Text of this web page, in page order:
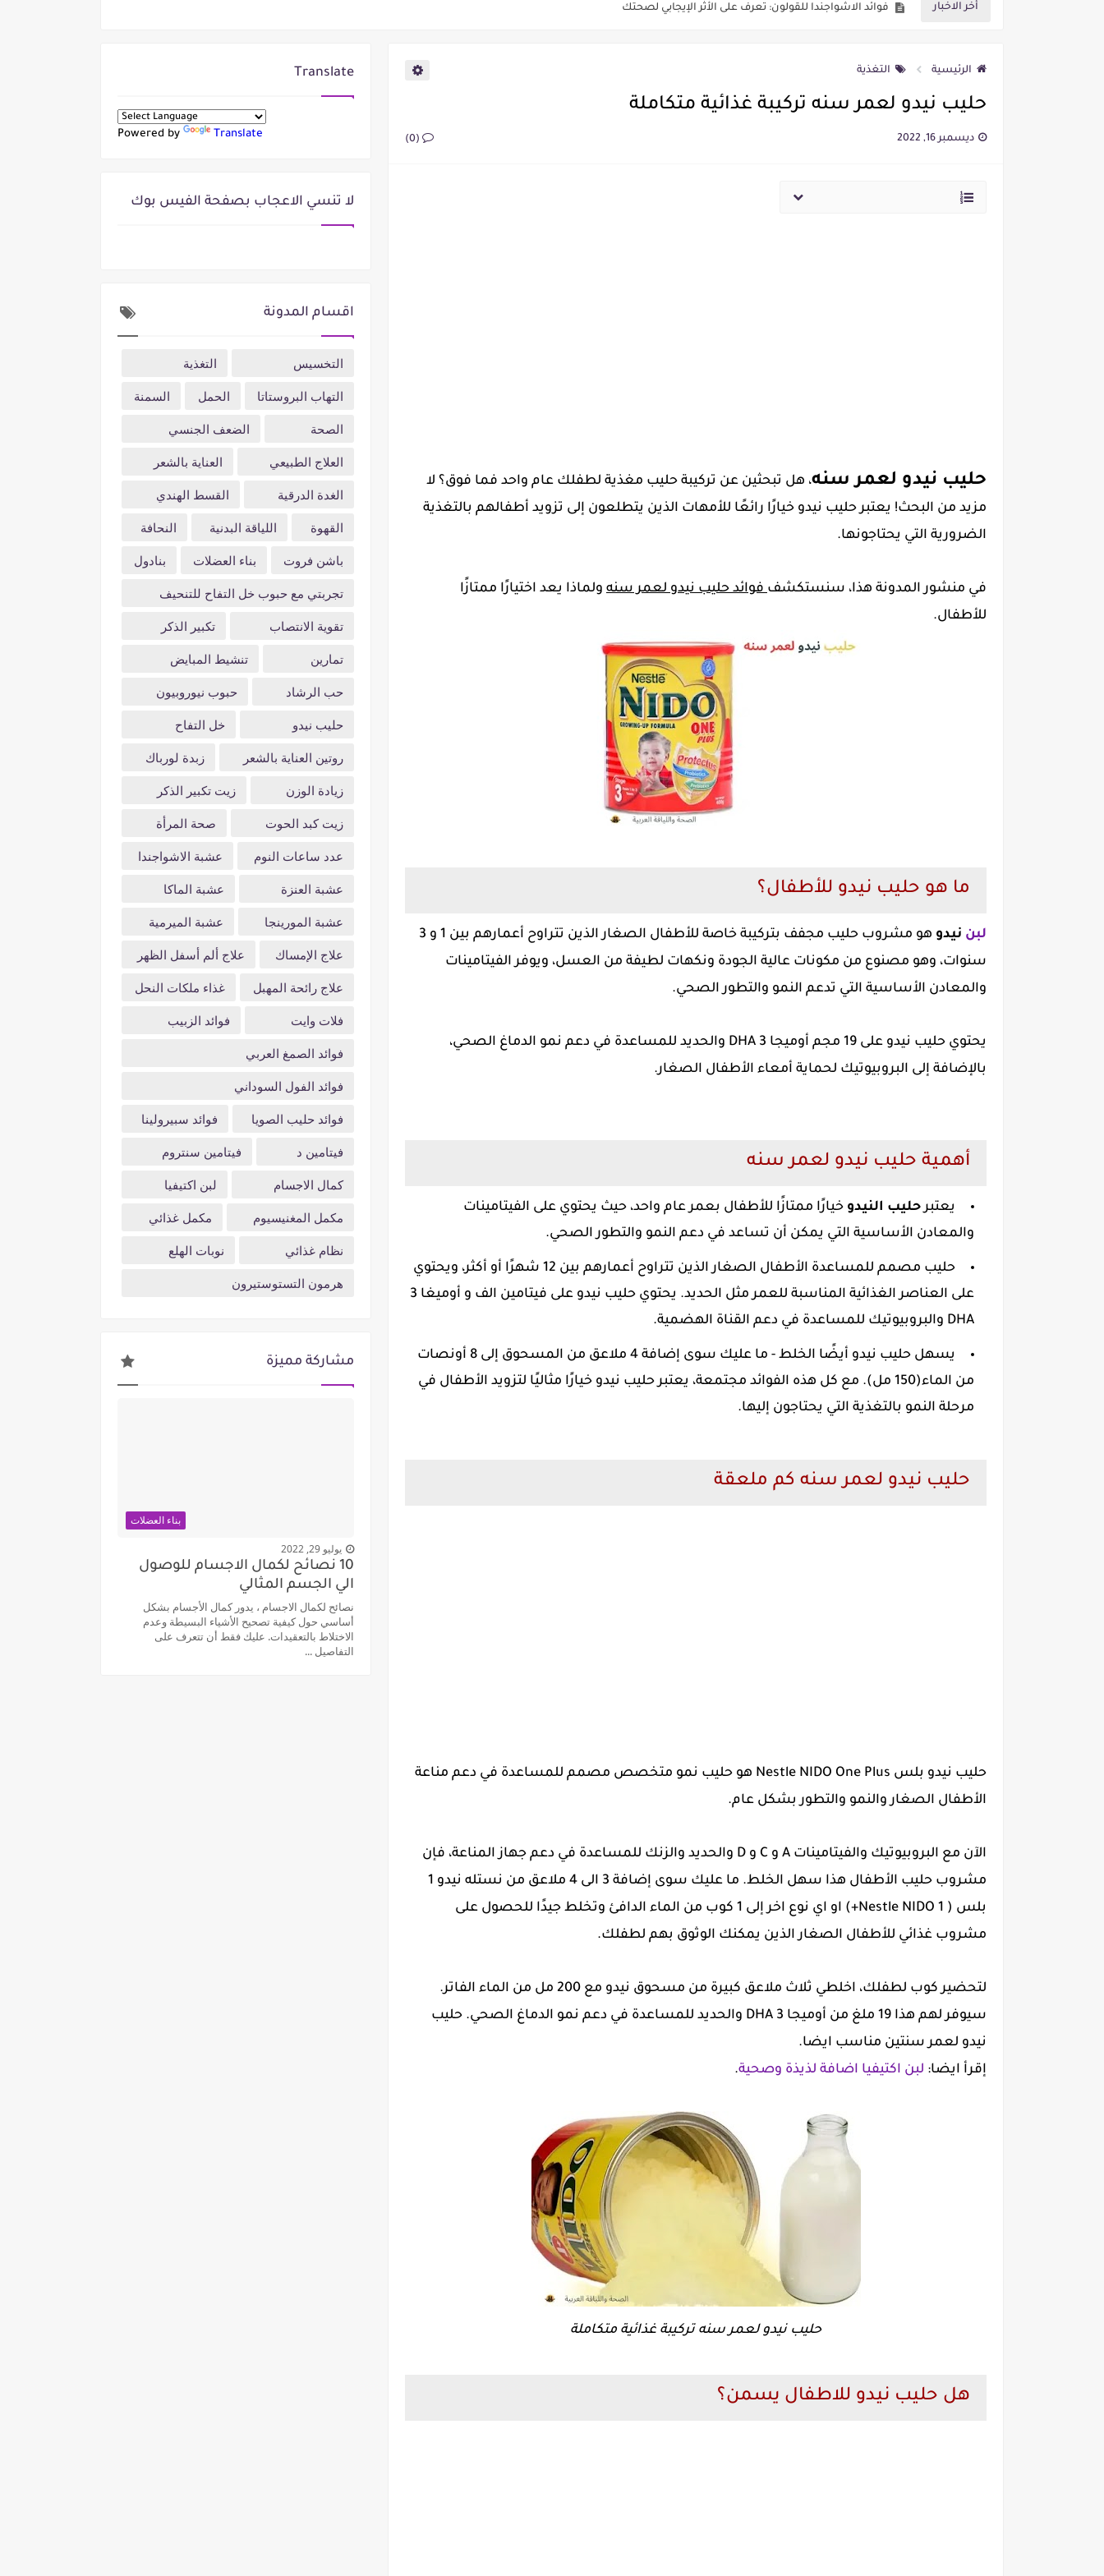
أخر الاخبار
تجربتي مع عشبة الاشواجندا للقلق: رحلة العلاج الطبيعي
هل الاشواجندا تقتل المشاعر؟ حقيقة أم خرافة!
الرئيسية التغذية
حليب نيدو لعمر سنه تركيبة غذائية متكاملة
ديسمبر 16, 2022 (0)
حليب نيدو لعمر سنه، هل تبحثين عن تركيبة حليب مغذية لطفلك عام واحد فما فوق؟ لا
مزيد من البحث! يعتبر حليب نيدو خيارًا رائعًا للأمهات الذين يتطلعون إلى تزويد أطفالهم بالتغذية
الضرورية التي يحتاجونها.
في منشور المدونة هذا، سنستكشففوائد حليب نيدو لعمر سنه ولماذا يعد اختيارًا ممتازًا
للأطفال.
ما هو حليب نيدو للأطفال؟
لبن نيدو
هو مشروب حليب مجفف بتركيبة خاصة للأطفال الصغار الذين تتراوح أعمارهم بين 1 و 3
سنوات، وهو مصنوع من مكونات عالية الجودة ونكهات لطيفة من العسل، ويوفر الفيتامينات
والمعادن الأساسية التي تدعم النمو والتطور الصحي.
يحتوي حليب نيدو على 19 مجم أوميجا 3 DHA والحديد للمساعدة في دعم نمو الدماغ الصحي،
بالإضافة إلى البروبيوتيك لحماية أمعاء الأطفال الصغار.
أهمية حليب نيدو لعمر سنه
يعتبرحليب النيدو خيارًا ممتازًا للأطفال بعمر عام واحد، حيث يحتوي على الفيتامينات
والمعادن الأساسية التي يمكن أن تساعد في دعم النمو والتطور الصحي.
حليب مصمم للمساعدة الأطفال الصغار الذين تتراوح أعمارهم بين 12 شهرًا أو أكثر، ويحتوي
على العناصر الغذائية المناسبة للعمر مثل الحديد. يحتوي حليب نيدو على فيتامين الف و أوميغا 3
DHA والبروبيوتيك للمساعدة في دعم القناة الهضمية.
يسهل حليب نيدو أيضًا الخلط - ما عليك سوى إضافة 4 ملاعق من المسحوق إلى 8 أونصات
من الماء(150 مل). مع كل هذه الفوائد مجتمعة، يعتبر حليب نيدو خيارًا مثاليًا لتزويد الأطفال في
مرحلة النمو بالتغذية التي يحتاجون إليها.
حليب نيدو لعمر سنه كم ملعقة
حليب نيدو بلس Nestle NIDO One Plus هو حليب نمو متخصص مصمم للمساعدة في دعم مناعة
الأطفال الصغار والنمو والتطور بشكل عام.
الآن مع البروبيوتيك والفيتامينات A و C و D والحديد والزنك للمساعدة في دعم جهاز المناعة، فإن
مشروب حليب الأطفال هذا سهل الخلط. ما عليك سوى إضافة 3 الى 4 ملاعق من نستله نيدو 1
بلس ( Nestle NIDO 1+) او اي نوع اخر إلى 1 كوب من الماء الدافئ وتخلط جيدًا للحصول على
مشروب غذائي للأطفال الصغار الذين يمكنك الوثوق بهم لطفلك.
لتحضير كوب لطفلك، اخلطي ثلاث ملاعق كبيرة من مسحوق نيدو مع 200 مل من الماء الفاتر.
سيوفر لهم هذا 19 ملغ من أوميجا 3 DHA والحديد للمساعدة في دعم نمو الدماغ الصحي. حليب
نيدو لعمر سنتين مناسب ايضا.
إقرأ ايضا: لبن اكتيفيا اضافة لذيذة وصحية.
حليب نيدو لعمر سنه تركيبة غذائية متكاملة
هل حليب نيدو للاطفال يسمن؟
Translate
Powered by Translate
لا تنسي الاعجاب بصفحة الفيس بوك
اقسام المدونة
التخسيس
التغذية
التهاب البروستاتا
الحمل
السمنة
الصحة
الضعف الجنسي
العلاج الطبيعي
العناية بالشعر
الغدة الدرقية
القسط الهندي
القهوة
اللياقة البدنية
النحافة
باشن فروت
بناء العضلات
بنادول
تجربتي مع حبوب خل التفاح للتنحيف
تقوية الانتصاب
تكبير الذكر
تمارين
تنشيط المبايض
حب الرشاد
حبوب نيوروبيون
حليب نيدو
خل التفاح
روتين العناية بالشعر
زبدة لورباك
زيادة الوزن
زيت تكبير الذكر
زيت كبد الحوت
صحة المرأة
عدد ساعات النوم
عشبة الاشواجندا
عشبة العنزة
عشبة الماكا
عشبة المورينجا
عشبة الميرمية
علاج الإمساك
علاج ألم أسفل الظهر
علاج رائحة المهبل
غذاء ملكات النحل
فلات وايت
فوائد الزبيب
فوائد الصمغ العربي
فوائد الفول السوداني
فوائد حليب الصويا
فوائد سبيرولينا
فيتامين د
فيتامين سنتروم
كمال الاجسام
لبن اكتيفيا
مكمل المغنيسيوم
مكمل غذائي
نظام غذائي
نوبات الهلع
هرمون التستوستيرون
مشاركة مميزة
بناء العضلات
يوليو 29, 2022
10 نصائح لكمال الاجسام للوصول
الي الجسم المثالي
نصائح لكمال الاجسام ، يدور كمال الأجسام بشكل
أساسي حول كيفية تصحيح الأشياء البسيطة وعدم
الاختلاط بالتعقيدات. عليك فقط أن تتعرف على
التفاصيل ...